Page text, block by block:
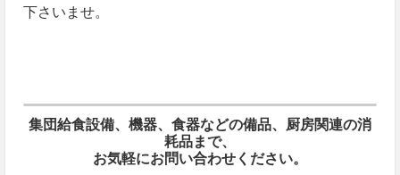
下さいませ。
集団給食設備、機器、食器などの備品、厨房関連の消
耗品まで、
お気軽にお問い合わせください。